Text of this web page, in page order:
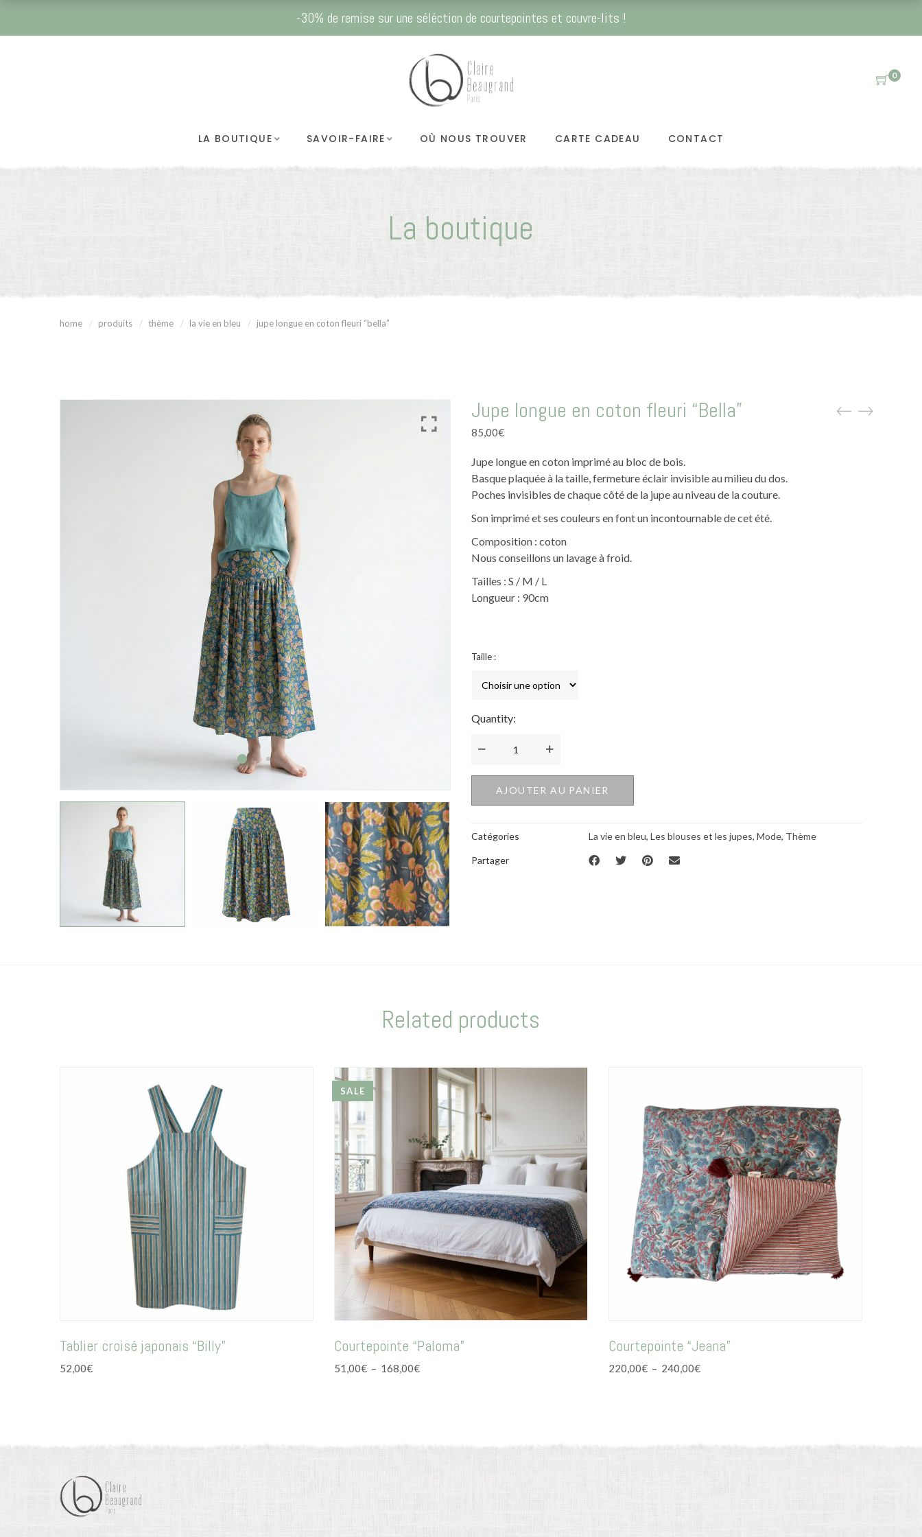
-30% de remise sur une séléction de courtepointes et couvre-lits !
0
LA BOUTIQUE SAVOIR-FAIRE OÙ NOUS TROUVER CARTE CADEAU CONTACT
La boutique
home produits thème la vie en bleu jupe longue en coton fleuri “bella”
Jupe longue en coton fleuri “Bella”
85,00€
Jupe longue en coton imprimé au bloc de bois.
Basque plaquée à la taille, fermeture éclair invisible au milieu du dos.
Poches invisibles de chaque côté de la jupe au niveau de la couture.
Son imprimé et ses couleurs en font un incontournable de cet été.
Composition : coton
Nous conseillons un lavage à froid.
Tailles : S / M / L
Longueur : 90cm
Taille :
Quantity:
Quantité
AJOUTER AU PANIER
Catégories La vie en bleu, Les blouses et les jupes, Mode, Thème
Partager
Related products
Tablier croisé japonais “Billy”
52,00€
SALE
Courtepointe “Paloma”
51,00€ – 168,00€Plage
Courtepointe “Jeana”
220,00€ – 240,00€Plage
240,00€